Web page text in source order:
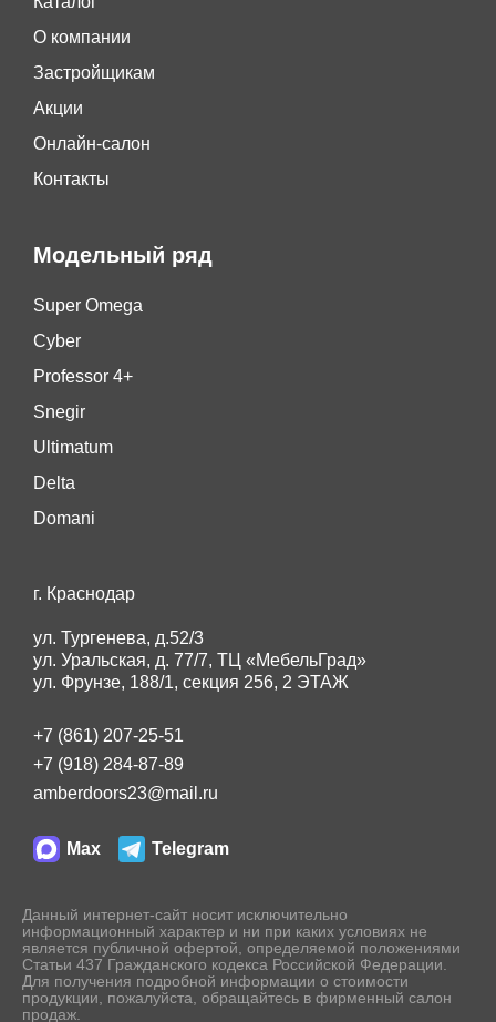
О компании
Застройщикам
Акции
Онлайн-салон
Контакты
Модельный ряд
Super Omega
Cyber
Professor 4+
Snegir
Ultimatum
Delta
Domani
г. Краснодар
ул. Тургенева, д.52/3
ул. Уральская, д. 77/7, ТЦ «МебельГрад»
ул. Фрунзе, 188/1, секция 256, 2 ЭТАЖ
+7 (861) 207-25-51
+7 (918) 284-87-89
amberdoors23@mail.ru
Max Telegram
Данный интернет-сайт носит исключительно
информационный характер и ни при каких условиях не
является публичной офертой, определяемой положениями
Статьи 437 Гражданского кодекса Российской Федерации.
Для получения подробной информации о стоимости
продукции, пожалуйста, обращайтесь в фирменный салон
продаж.